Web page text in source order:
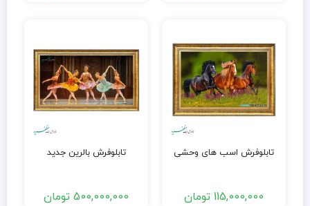
تابلوفرش اسب های وحشی
115,000,000 تومان
تابلوفرش بالرین جدید
500,000,000 تومان